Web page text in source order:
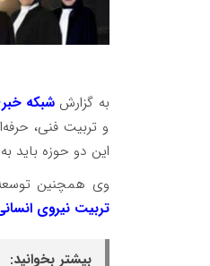
به گزارششبکه
و تربیت فنی،
این دو حوزه
وی همچنین
تربیت نیروی
بیشتر بخوانید: